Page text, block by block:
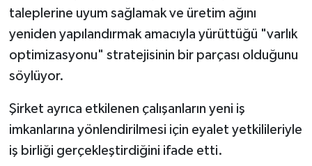
taleplerine uyum sağlamak ve üretim ağını
yeniden yapılandırmak amacıyla yürüttüğü "varlık
optimizasyonu" stratejisinin bir parçası olduğunu
söylüyor.
Şirket ayrıca etkilenen çalışanların yeni iş
imkanlarına yönlendirilmesi için eyalet yetkilileriyle
iş birliği gerçekleştirdiğini ifade etti.